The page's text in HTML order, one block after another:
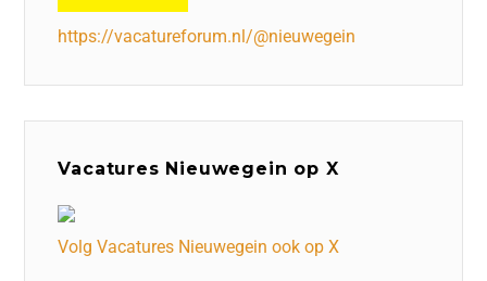
https://vacatureforum.nl/@nieuwegein
Vacatures Nieuwegein op X
Volg Vacatures Nieuwegein ook op X